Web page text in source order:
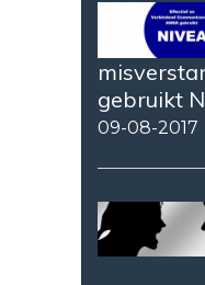
gebruikt
09-08-2017